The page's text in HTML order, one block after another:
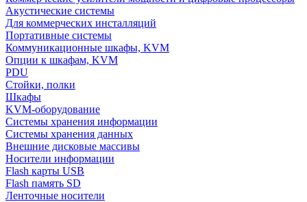
Акустические системы
Для коммерческих инсталляций
Портативные системы
Коммуникационные шкафы, KVM
Опции к шкафам, KVM
PDU
Стойки, полки
Шкафы
KVM-оборудование
Системы хранения информации
Системы хранения данных
Внешние дисковые массивы
Носители информации
Flash карты USB
Flash память SD
Ленточные носители